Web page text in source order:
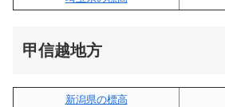
甲信越地方
新潟県の標高